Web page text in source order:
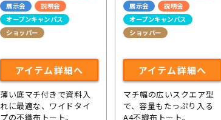
展示会
説明会
オープンキャンパス
ショッパー
アイテム詳細へ
薄い底マチ付きで資料入
れに最適な、ワイドタイ
プの不織布トート。
展示会
説明会
オープンキャンパス
ショッパー
アイテム詳細へ
マチ幅の広いスクエア型
で、容量もたっぷり入る
A4不織布トート。